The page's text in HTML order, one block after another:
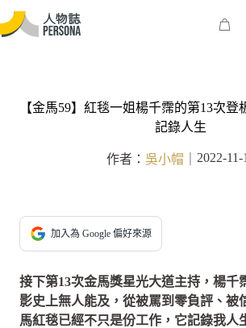
【金馬59】紅毯一姐楊千霈的第13次
記錄人生
作者： 吳小帽 2022-11-
加入為 Google 偏好來源
接下第13次金馬獎星光大道主持，楊千
影史上無人能及，從被罵到零負評、被
馬紅毯已經不只是份工作，它記錄我人